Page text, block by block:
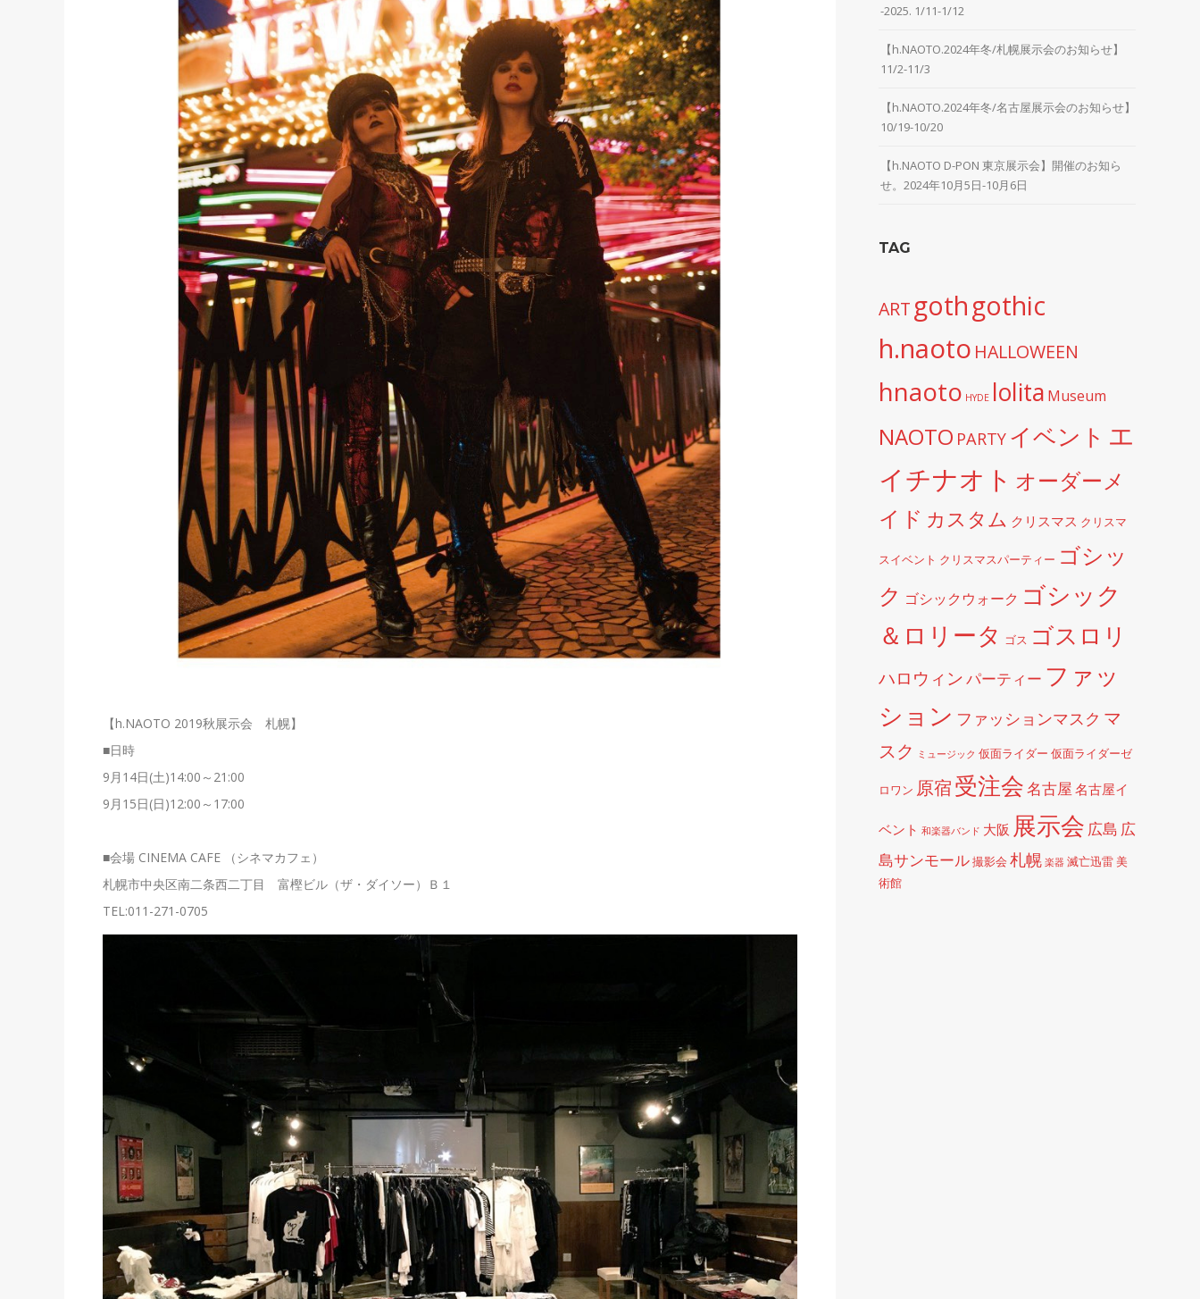
【h.NAOTO 2019秋展示会 札幌】
■日時
9月14日(土)14:00～21:00
9月15日(日)12:00～17:00
■会場 CINEMA CAFE （シネマカフェ）
札幌市中央区南二条西二丁目 富樫ビル（ザ・ダイソー）Ｂ１
TEL:011-271-0705
-2025. 1/11-1/12
【h.NAOTO.2024年冬/札幌展示会のお知らせ】
11/2-11/3
【h.NAOTO.2024年冬/名古屋展示会のお知らせ】
10/19-10/20
【h.NAOTO D-PON 東京展示会】開催のお知ら
せ。2024年10月5日-10月6日
TAG
ART gothgothic
h.naoto HALLOWEEN
hnaoto HYDE lolita Museum
NAOTO PARTY イベント エ
イチナオト オーダーメ
イド カスタム クリスマス クリスマ
スイベント クリスマスパーティー ゴシッ
ク ゴシックウォーク ゴシック
＆ロリータ ゴス ゴスロリ
ハロウィンパーティー ファッ
ション ファッションマスク マ
スク
ミュージック 仮面ライダー 仮面ライダーゼ
ロワン 原宿受注会名古屋 名古屋イ
ベント 和楽器バンド 大阪 展示会 広島 広
島サンモール撮影会 札幌 楽器 滅亡迅雷美
術館